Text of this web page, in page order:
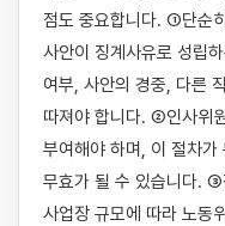
점도 중요합니다. ①단순
사안이 징계사유로 성립
여부, 사안의 경중, 다른
따져야 합니다. ②인사위
부여해야 하며, 이 절차
무효가 될 수 있습니다.
사업장 규모에 따라 노동